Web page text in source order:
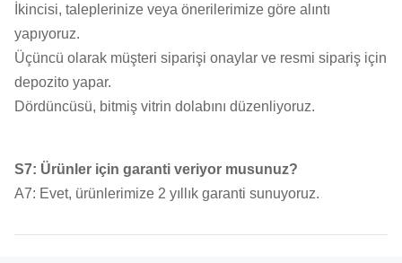
İkincisi, taleplerinize veya önerilerimize göre alıntı
yapıyoruz.
Üçüncü olarak müşteri siparişi onaylar ve resmi sipariş için
depozito yapar.
Dördüncüsü, bitmiş vitrin dolabını düzenliyoruz.
S7: Ürünler için garanti veriyor musunuz?
A7: Evet, ürünlerimize 2 yıllık garanti sunuyoruz.